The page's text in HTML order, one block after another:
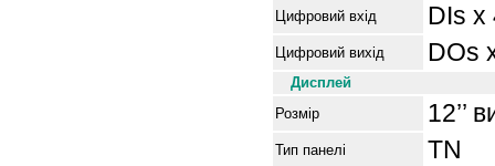
Цифровий вхід
DIs x
Цифровий вихід DOs
Дисплей
Розмір
12’’
Тип панелі TN